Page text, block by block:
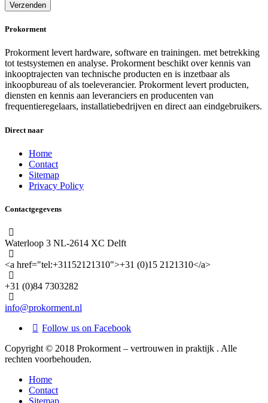
Prokorment
Prokorment levert hardware, software en trainingen. met betrekking
tot testsystemen en analyse. Prokorment beschikt over kennis van
inkooptrajecten van technische producten en is inzetbaar als
inkoopbureau of als toeleverancier. Prokorment levert producten,
diensten en kennis aan leveranciers en producenten van
frequentieregelaars, installatiebedrijven en direct aan eindgebruikers.
Direct naar
Home
Contact
Sitemap
Privacy Policy
Contactgegevens
Waterloop 3 NL-2614 XC Delft
<a href="tel:+31152121310">+31 (0)15 2121310</a>
+31 (0)84 7303282
info@prokorment.nl
Follow us on Facebook
Copyright © 2018 Prokorment – vertrouwen in praktijk . Alle
rechten voorbehouden.
Home
Contact
Sitemap